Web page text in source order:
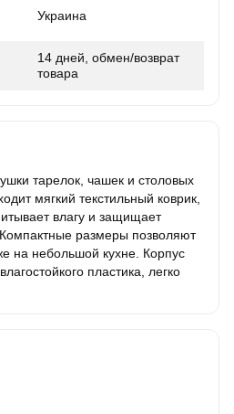
Украина
14 дней, обмен/возврат
товара
тарелок, чашек и столовых
мягкий текстильный коврик,
влагу и защищает
размеры позволяют
на небольшой кухне. Корпус
пластика, легко